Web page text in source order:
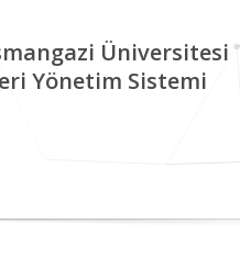
Üniversitesi
Yönetim Sistemi